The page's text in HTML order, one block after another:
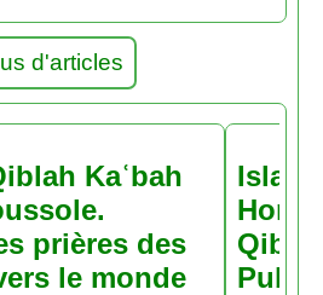
d'articles
Kaʿbah
prières des
le monde
Pubs